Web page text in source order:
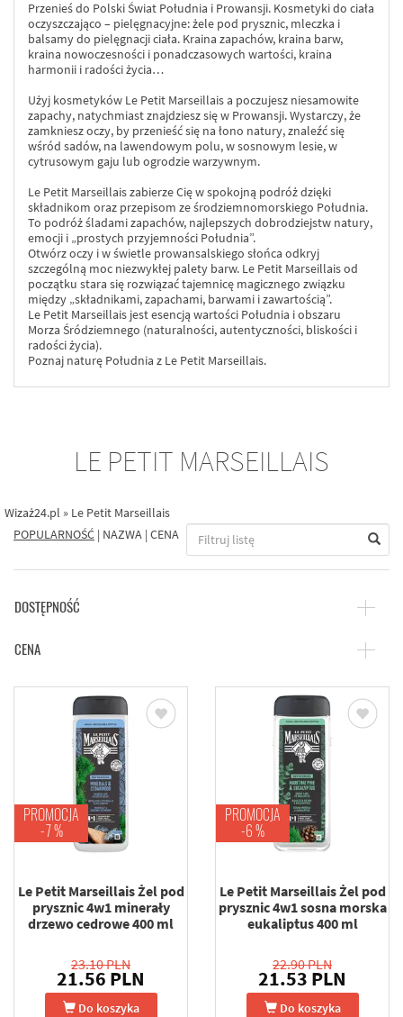
Przenieś do Polski Świat Południa i Prowansji. Kosmetyki do ciała
oczyszczająco – pielęgnacyjne: żele pod prysznic, mleczka i
balsamy do pielęgnacji ciała. Kraina zapachów, kraina barw,
kraina nowoczesności i ponadczasowych wartości, kraina
harmonii i radości życia…
Użyj kosmetyków Le Petit Marseillais a poczujesz niesamowite
zapachy, natychmiast znajdziesz się w Prowansji. Wystarczy, że
zamkniesz oczy, by przenieść się na łono natury, znaleźć się
wśród sadów, na lawendowym polu, w sosnowym lesie, w
cytrusowym gaju lub ogrodzie warzywnym.
Le Petit Marseillais zabierze Cię w spokojną podróż dzięki
składnikom oraz przepisom ze środziemnomorskiego Południa.
To podróż śladami zapachów, najlepszych dobrodziejstw natury,
emocji i „prostych przyjemności Południa”.
Otwórz oczy i w świetle prowansalskiego słońca odkryj
szczególną moc niezwykłej palety barw. Le Petit Marseillais od
początku stara się rozwiązać tajemnicę magicznego związku
między „składnikami, zapachami, barwami i zawartością”.
Le Petit Marseillais jest esencją wartości Południa i obszaru
Morza Śródziemnego (naturalności, autentyczności, bliskości i
radości życia).
Poznaj naturę Południa z Le Petit Marseillais.
LE PETIT MARSEILLAIS
Wizaż24.pl » Le Petit Marseillais
POPULARNOŚĆ | NAZWA | CENA
DOSTĘPNOŚĆ
CENA
PROMOCJA
-7 %
Le Petit Marseillais Żel pod
prysznic 4w1 minerały
drzewo cedrowe 400 ml
23.10 PLN
21.56 PLN
Do koszyka
PROMOCJA
-6 %
Le Petit Marseillais Żel pod
prysznic 4w1 sosna morska
eukaliptus 400 ml
22.90 PLN
21.53 PLN
Do koszyka